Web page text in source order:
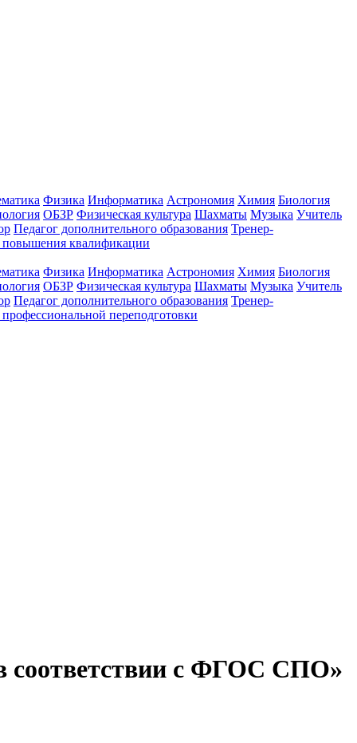
Физика Информатика Астрономия Химия Биология
ОБЗР Физическая культура Шахматы Музыка Учитель
Педагог дополнительного образования Тренер-
повышения квалификации
Физика Информатика Астрономия Химия Биология
ОБЗР Физическая культура Шахматы Музыка Учитель
Педагог дополнительного образования Тренер-
переподготовки
соответствии с ФГОС СПО»